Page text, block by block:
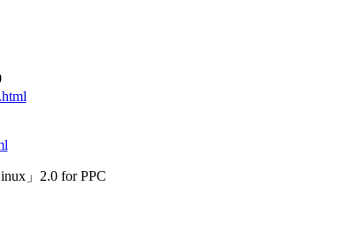
」2.0 for PPC